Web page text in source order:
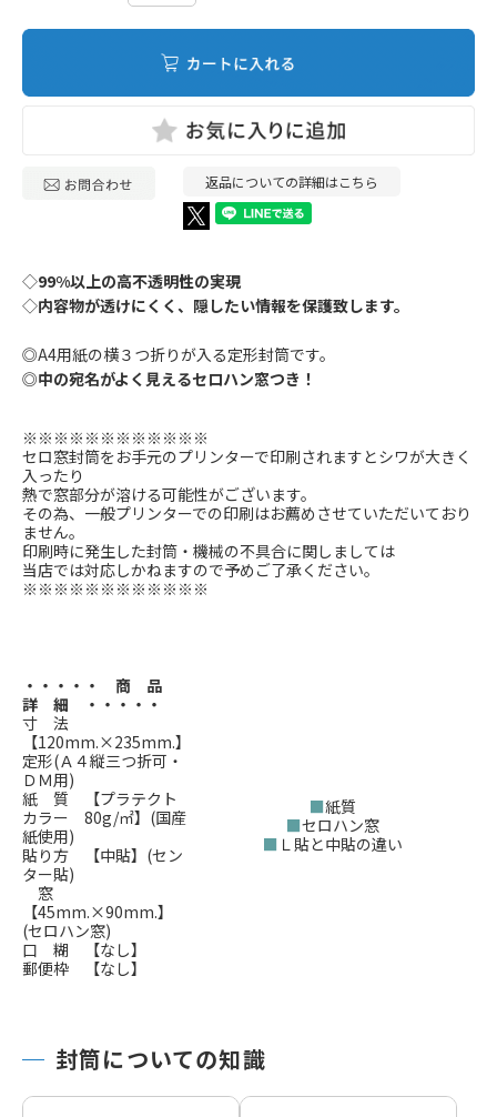
返品についての詳細はこちら
◇99%以上の高不透明性の実現
◇内容物が透けにくく、隠したい情報を保護致します。
◎A4用紙の横３つ折りが入る定形封筒です。
◎中の宛名がよく見えるセロハン窓つき！
※※※※※※※※※※※※
セロ窓封筒をお手元のプリンターで印刷されますとシワが大きく
入ったり
熱で窓部分が溶ける可能性がございます。
その為、一般プリンターでの印刷はお薦めさせていただいており
ません。
印刷時に発生した封筒・機械の不具合に関しましては
当店では対応しかねますので予めご了承ください。
※※※※※※※※※※※※
・・・・・ 商 品
詳 細 ・・・・・
寸 法
【120mm.×235mm.】
定形(Ａ４縦三つ折可・
ＤＭ用)
紙 質 【プラテクト
カラー 80g/㎡】(国産
紙使用)
貼り方 【中貼】(セン
ター貼)
窓
【45mm.×90mm.】
(セロハン窓)
口 糊 【なし】
郵便枠 【なし】
■紙質
■セロハン窓
■ Ｌ貼と中貼の違い
封筒についての知識